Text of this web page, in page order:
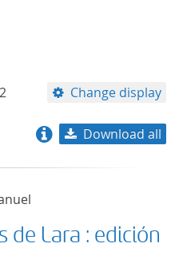
2 Change display
title descending
Download all
de Lara : edición